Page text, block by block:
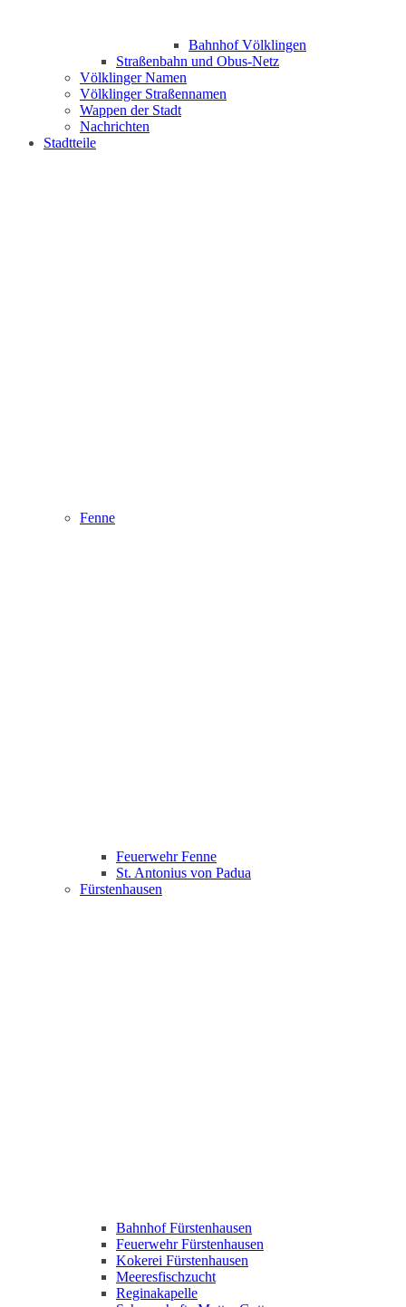
Bahnhof Völklingen
Straßenbahn und Obus-Netz
Völklinger Namen
Völklinger Straßennamen
Wappen der Stadt
Nachrichten
Stadtteile
Fenne
Feuerwehr Fenne
St. Antonius von Padua
Fürstenhausen
Bahnhof Fürstenhausen
Feuerwehr Fürstenhausen
Kokerei Fürstenhausen
Meeresfischzucht
Reginakapelle